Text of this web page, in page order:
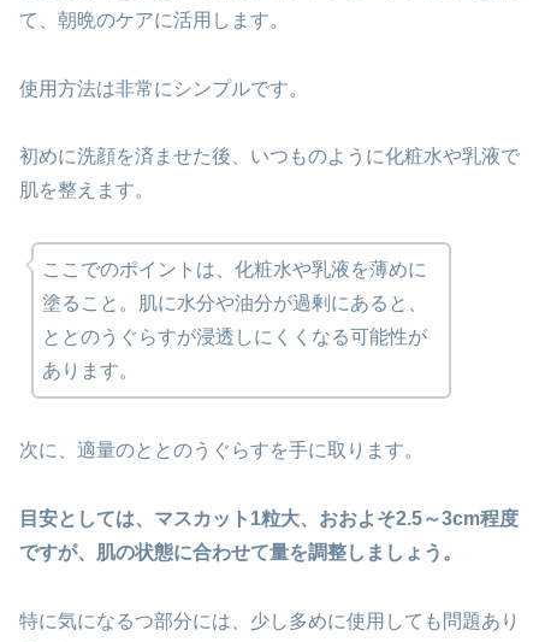
て、朝晩のケアに活用します。
使用方法は非常にシンプルです。
初めに洗顔を済ませた後、いつものように化粧水や乳液で
肌を整えます。
ここでのポイントは、化粧水や乳液を薄めに
塗ること。肌に水分や油分が過剰にあると、
ととのうぐらすが浸透しにくくなる可能性が
あります。
次に、適量のととのうぐらすを手に取ります。
目安としては、マスカット1粒大、おおよそ2.5～3cm程度
ですが、肌の状態に合わせて量を調整しましょう。
特に気になるつ部分には、少し多めに使用しても問題あり